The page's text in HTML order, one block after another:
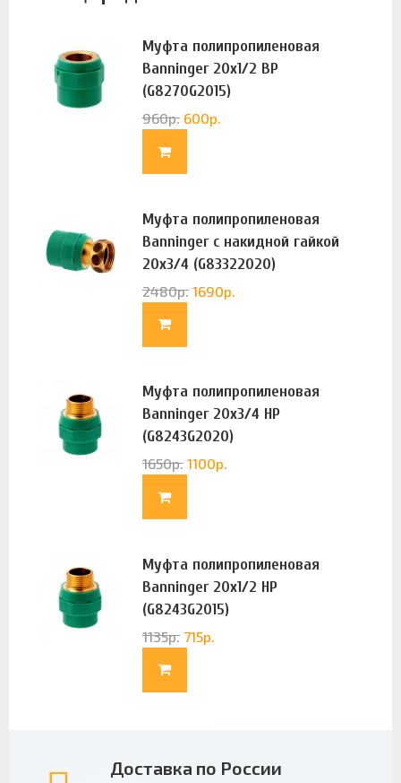
Муфта полипропиленовая
Banninger 20х1/2 ВР
(G8270G2015)
960р. 600р.
Муфта полипропиленовая
Banninger с накидной гайкой
20х3/4 (G83322020)
2480р. 1690р.
Муфта полипропиленовая
Banninger 20х3/4 НР
(G8243G2020)
1650р. 1100р.
Муфта полипропиленовая
Banninger 20х1/2 НР
(G8243G2015)
1135р. 715р.
Доставка по России